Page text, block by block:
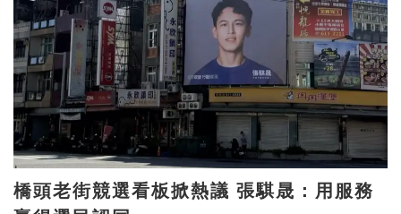
橋頭老街競選看板掀熱議 張騏晟：用服務